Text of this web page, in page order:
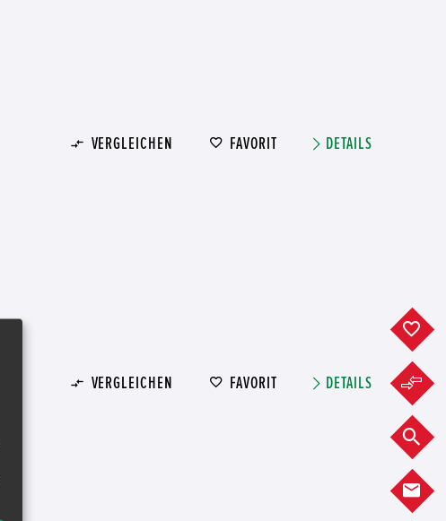
VERGLEICHEN FAVORIT DETAILS
VERGLEICHEN FAVORIT DETAILS